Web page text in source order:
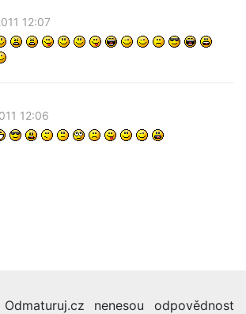
12:07
12:06
nenesou odpovědnost